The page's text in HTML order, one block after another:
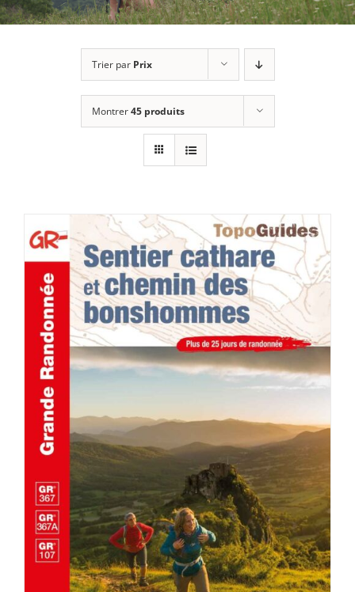
Trier par Prix
Montrer45 produits
ACHETER LE PRODUIT DÉTAILS